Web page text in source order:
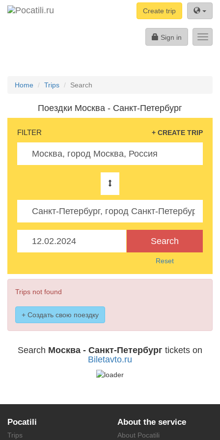
Create trip
Sign in
Home Trips Search
Поездки Москва - Санкт-Петербург
FILTER + CREATE TRIP
Search
Reset
Trips not found
+ Создать свою поездку
Search Москва - Санкт-Петербург tickets on
Biletavto.ru
Pocatili
Trips
About the service
About Pocatili